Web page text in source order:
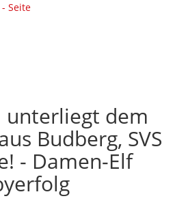
Seite
unterliegt dem
Budberg, SVS
- Damen-Elf